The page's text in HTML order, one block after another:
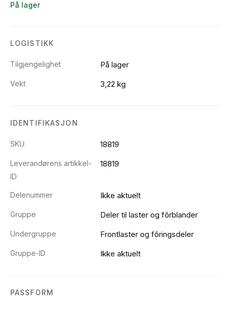
På lager
LOGISTIKK
Tilgjengelighet På lager
Vekt 3,22 kg
IDENTIFIKASJON
SKU 18819
Leverandørens artikkel-
ID
18819
Delenummer Ikke aktuelt
Gruppe Deler til laster og fôrblander
Undergruppe Frontlaster og fôringsdeler
Gruppe-ID Ikke aktuelt
PASSFORM